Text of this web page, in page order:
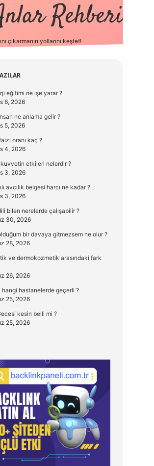
Rehberi
çıkarmanın yollarını keşfet!
eğitimi ne işe yarar ?
6, 2026
ne anlama gelir ?
5, 2026
oranı kaç ?
4, 2026
kuvvetin etkileri nelerdir ?
3, 2026
avcılık belgesi harcı ne kadar ?
3, 2026
bilen nerelerde çalışabilir ?
30, 2026
bir davaya gitmezsem ne olur ?
28, 2026
ve dermokozmetik arasındaki fark
26, 2026
hangi hastanelerde geçerli ?
25, 2026
kesin belli mi ?
25, 2026